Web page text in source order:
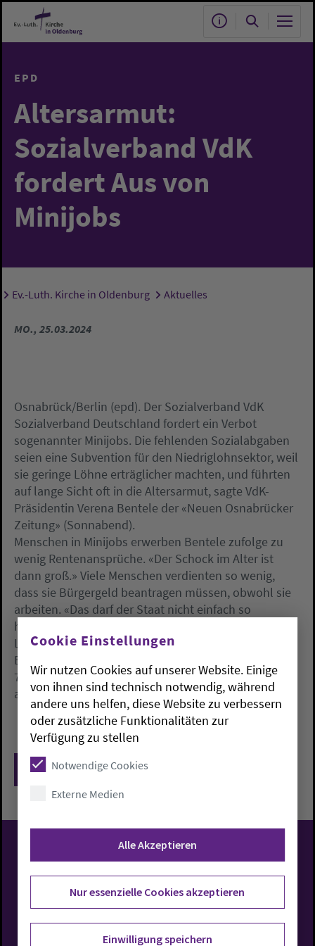
Zum Hauptinhalt springen
EPD
Altersarmut:
Sozialverband VdK
fordert Aus von
Minijobs
Sie sind hier:
Ev.-Luth. Kirche in Oldenburg Aktuelles
MO., 25.03.2024
Osnabrück/Berlin (epd). Der Sozialverband VdK
Sozialverband Deutschland fordert ein Verbot
sogenannter Minijobs. Die fehlenden Sozialabgaben
seien eine Subvention für den Niedriglohnsektor, weil
sie geringe Löhne erträglicher machten, und führten
auf lange Sicht oft in die Altersarmut, sagte VdK-
Präsidentin Verena Bentele der «Neuen Osnabrücker
Zeitung» (Sonnabend).
Menschen in Minijobs erwerben Bentele zufolge zu
wenig Rentenansprüche. «Der Schock im Alter ist
dann groß.» Viele Menschen verdienten so wenig,
dass sie Bürgergeld beantragen müssen, obwohl sie
arbeiten. «Das darf der Staat nicht einfach so
hinnehmen, er muss darauf hinwirken, dass man von
Löhnen leben kann», sagte Bentele. Laut
Bundesagentur für Arbeit waren zum Jahreswechsel
7,6 Millionen Menschen in Deutschland in Minijobs
angestellt.
Zurück
Evangelisch-Lutherische
Kirche in Oldenburg
Cookie Einstellungen
Wir nutzen Cookies auf unserer Website. Einige
von ihnen sind technisch notwendig, während
andere uns helfen, diese Website zu verbessern
oder zusätzliche Funktionalitäten zur
Verfügung zu stellen
Notwendige Cookies
Externe Medien
Alle Akzeptieren
Nur essenzielle Cookies akzeptieren
Einwilligung speichern